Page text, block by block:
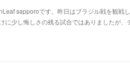
sapporoです。昨日はブラジル戦を観戦
に少し悔しさの残る試合ではありましたが